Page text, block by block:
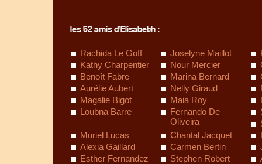
les 52 amis d’Elisabeth :
Rachida Le Goff Joselyne Maillot
Kathy Charpentier
Nour Mercier
Benoît Fabre
Marina Bernard
Aurélie Aubert
Nelly Giraud
Magalie Bigot
Maia Roy
Loubna Barre
Fernando De
Oliveira
Muriel Lucas
Chantal Jacquet
Alexia Gaillard
Carmen Bertin
Esther Fernandez
Stephen Robert